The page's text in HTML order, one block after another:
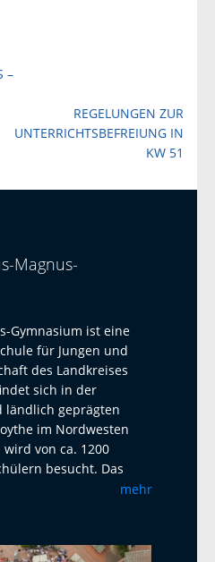
–
REGELUNGEN ZUR
UNTERRICHTSBEFREIUNG IN
KW 51
Magnus-
Gymnasium ist eine
für Jungen und
des Landkreises
sich in der
ländlich geprägten
im Nordwesten
von ca. 1200
besucht. Das
ist eine offene
haben wir einen
mehr